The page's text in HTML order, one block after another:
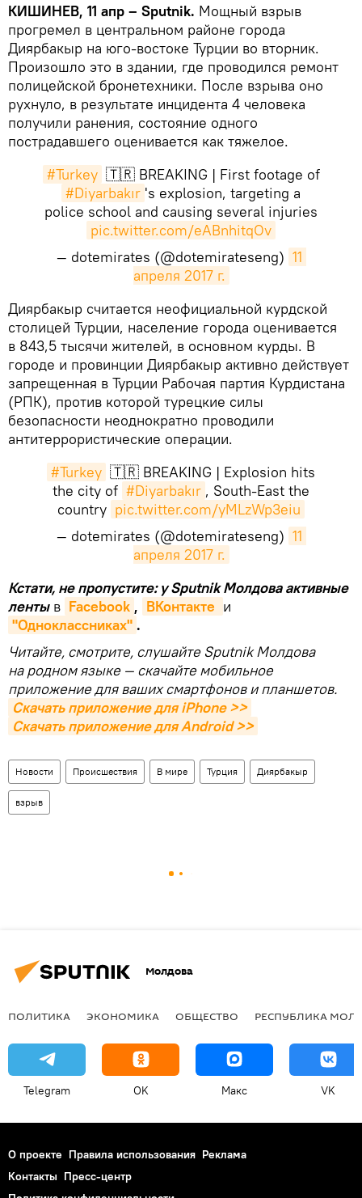
КИШИНЕВ, 11 апр – Sputnik. Мощный взрыв
прогремел в центральном районе города
Диярбакыр на юго-востоке Турции во вторник.
Произошло это в здании, где проводился ремонт
полицейской бронетехники. После взрыва оно
рухнуло, в результате инцидента 4 человека
получили ранения, состояние одного
пострадавшего оценивается как тяжелое.
#Turkey 🇹🇷 BREAKING | First footage of
#Diyarbakır 's explosion, targeting a
police school and causing several injuries
pic.twitter.com/eABnhitqOv
— dotemirates (@dotemirateseng) 11
апреля 2017 г.
​Диярбакыр считается неофициальной курдской
столицей Турции, население города оценивается
в 843,5 тысячи жителей, в основном курды. В
городе и провинции Диярбакыр активно действует
запрещенная в Турции Рабочая партия Курдистана
(РПК), против которой турецкие силы
безопасности неоднократно проводили
антитеррористические операции.
#Turkey 🇹🇷 BREAKING | Explosion hits
the city of #Diyarbakır , South-East the
country pic.twitter.com/yMLzWp3eiu
— dotemirates (@dotemirateseng) 11
апреля 2017 г.
Кстати, не пропустите: у Sputnik Молдова активные
ленты в Facebook , ВКонтакте и
"Одноклассниках" .
Читайте, смотрите, слушайте Sputnik Молдова
на родном языке — скачайте мобильное
приложение для ваших смартфонов и планшетов.
Скачать приложение для iPhone >>
Скачать приложение для Android >>
Новости Происшествия В мире Турция Диярбакыр
взрыв
Молдова
ПОЛИТИКА ЭКОНОМИКА ОБЩЕСТВО РЕСПУБЛИКА
Telegram OK Макс VK
О проекте Правила использования Реклама
Контакты Пресс-центр